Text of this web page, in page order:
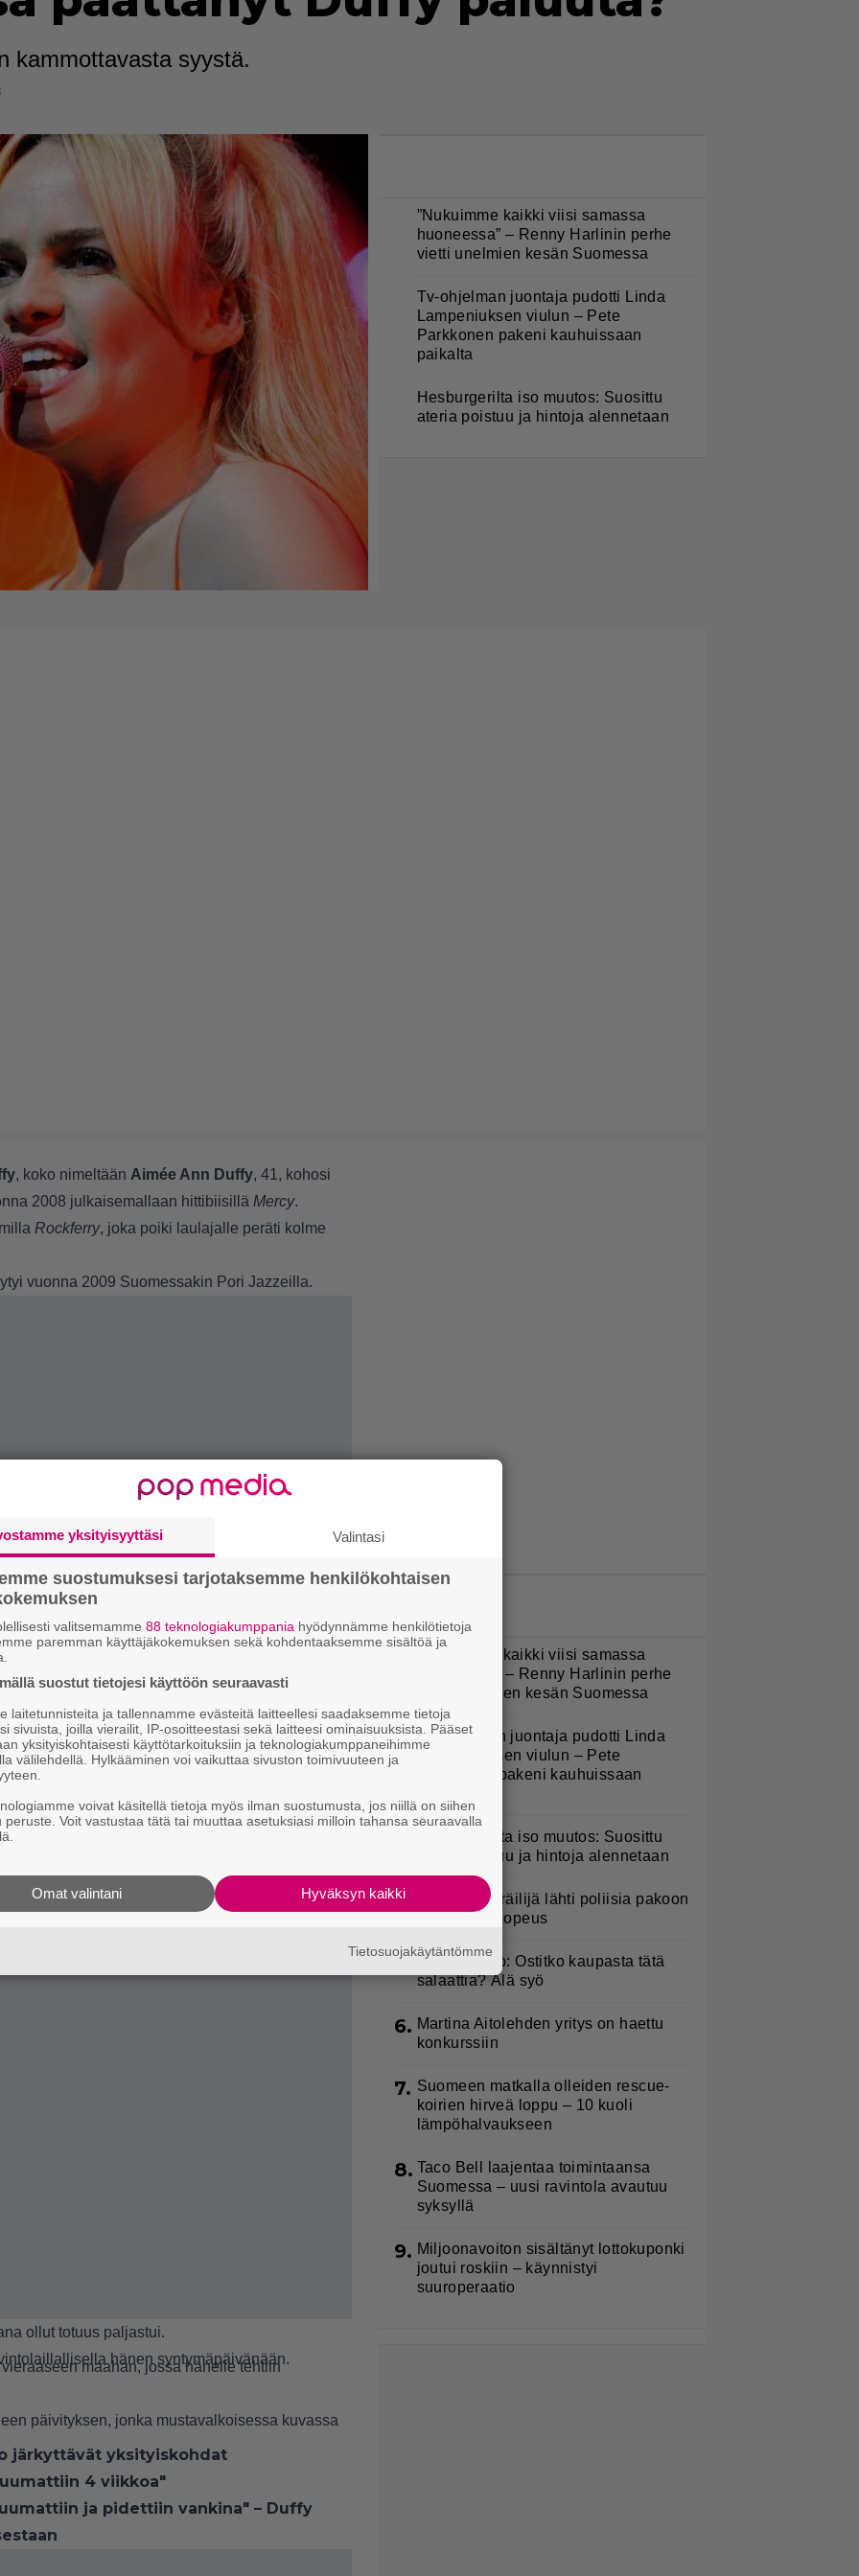
kammottavasta syystä.
”Nukuimme kaikki viisi samassa
huoneessa” – Renny Harlinin perhe
vietti unelmien kesän Suomessa
Tv-ohjelman juontaja pudotti Linda
Lampeniuksen viulun – Pete
Parkkonen pakeni kauhuissaan
paikalta
Hesburgerilta iso muutos: Suosittu
ateria poistuu ja hintoja alennetaan
, koko nimeltään Aimée Ann Duffy, 41, kohosi
2008 julkaisemallaan hittibiisillä Mercy.
Rockferry, joka poiki laulajalle peräti kolme
vuonna 2009 Suomessakin Pori Jazzeilla.
ja vietiin vieraaseen maahan” –
syy
uuden kappaleen
ollut totuus paljastui.
hänen syntymäpäivänään.
maahan, jossa hänelle tehtiin
päivityksen, jonka mustavalkoisessa kuvassa
järkyttävät yksityiskohdat
4 viikkoa"
ja pidettiin vankina" – Duffy
”Nukuimme kaikki viisi samassa
huoneessa” – Renny Harlinin perhe
vietti unelmien kesän Suomessa
2. Tv-ohjelman juontaja pudotti Linda
Lampeniuksen viulun – Pete
Parkkonen pakeni kauhuissaan
Hesburgerilta iso muutos: Suosittu
ateria poistuu ja hintoja alennetaan
4.
Moottoripyöräilijä lähti poliisia pakoon
– huima ylinopeus
5. Takaisinveto: Ostitko kaupasta tätä
salaattia? Älä syö
6. Martina Aitolehden yritys on haettu
konkurssiin
7. Suomeen matkalla olleiden rescue-
koirien hirveä loppu – 10 kuoli
lämpöhalvaukseen
8. Taco Bell laajentaa toimintaansa
Suomessa – uusi ravintola avautuu
syksyllä
9. Miljoonavoiton sisältänyt lottokuponki
joutui roskiin – käynnistyi
suuroperaatio
yksityisyyttäsi Valintasi
suostumuksesi tarjotaksemme henkilökohtaisen
valitsemamme 88 teknologiakumppania hyödynnämme henkilötietoja
paremman käyttäjäkokemuksen sekä kohdentaaksemme sisältöä ja
suostut tietojesi käyttöön seuraavasti
laitetunnisteita ja tallennamme evästeitä laitteellesi saadaksemme tietoja
sivuista, joilla vierailit, IP-osoitteestasi sekä laitteesi ominaisuuksista. Pääset
yksityiskohtaisesti käyttötarkoituksiin ja teknologiakumppaneihimme
välilehdellä. Hylkääminen voi vaikuttaa sivuston toimivuuteen ja
voivat käsitellä tietoja myös ilman suostumusta, jos niillä on siihen
peruste. Voit vastustaa tätä tai muuttaa asetuksiasi milloin tahansa seuraavalla
Hyväksyn kaikki
Omat valintani
Tietosuojakäytäntömme